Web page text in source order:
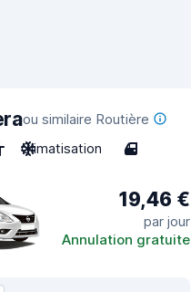
ou similaire Routière
Climatisation 4
19,46 €
par jour
Annulation gratuite